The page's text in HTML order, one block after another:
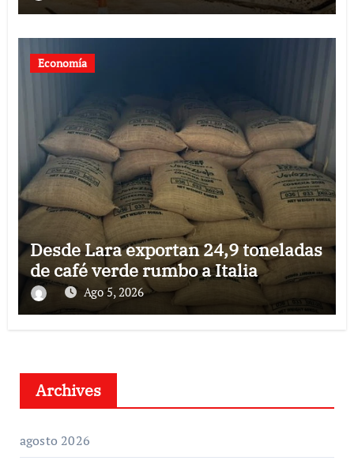
Economía
Desde Lara exportan 24,9 toneladas
de café verde rumbo a Italia
Ago 5, 2026
Archives
agosto 2026